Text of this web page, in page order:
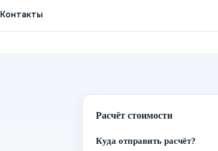
Контакты
Расчёт стоимости
Куда отправить расчёт?